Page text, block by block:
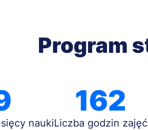
Program
nauki
162
Liczba godzin zajęć